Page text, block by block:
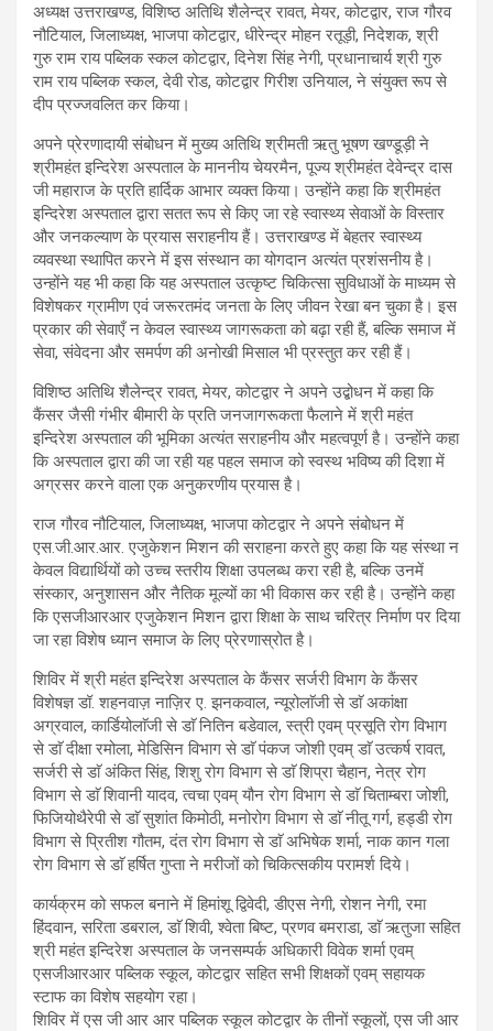
अध्यक्ष उत्तराखण्ड, विशिष्ठ अतिथि शैलेन्द्र रावत, मेयर, कोटद्वार, राज गौरव
नौटियाल, जिलाध्यक्ष, भाजपा कोटद्वार, धीरेन्द्र मोहन रतूड़ी, निदेशक, श्री
गुरु राम राय पब्लिक स्कल कोटद्वार, दिनेश सिंह नेगी, प्रधानाचार्य श्री गुरु
राम राय पब्लिक स्कल, देवी रोड, कोटद्वार गिरीश उनियाल, ने संयुक्त रूप से
दीप प्रज्जवलित कर किया।
अपने प्रेरणादायी संबोधन में मुख्य अतिथि श्रीमती ऋतु भूषण खण्डूड़ी ने
श्रीमहंत इन्दिरेश अस्पताल के माननीय चेयरमैन, पूज्य श्रीमहंत देवेन्द्र दास
जी महाराज के प्रति हार्दिक आभार व्यक्त किया। उन्होंने कहा कि श्रीमहंत
इन्दिरेश अस्पताल द्वारा सतत रूप से किए जा रहे स्वास्थ्य सेवाओं के विस्तार
और जनकल्याण के प्रयास सराहनीय हैं। उत्तराखण्ड में बेहतर स्वास्थ्य
व्यवस्था स्थापित करने में इस संस्थान का योगदान अत्यंत प्रशंसनीय है।
उन्होंने यह भी कहा कि यह अस्पताल उत्कृष्ट चिकित्सा सुविधाओं के माध्यम से
विशेषकर ग्रामीण एवं जरूरतमंद जनता के लिए जीवन रेखा बन चुका है। इस
प्रकार की सेवाएँ न केवल स्वास्थ्य जागरूकता को बढ़ा रही हैं, बल्कि समाज में
सेवा, संवेदना और समर्पण की अनोखी मिसाल भी प्रस्तुत कर रही हैं।
विशिष्ठ अतिथि शैलेन्द्र रावत, मेयर, कोटद्वार ने अपने उद्बोधन में कहा कि
कैंसर जैसी गंभीर बीमारी के प्रति जनजागरूकता फैलाने में श्री महंत
इन्दिरेश अस्पताल की भूमिका अत्यंत सराहनीय और महत्वपूर्ण है। उन्होंने कहा
कि अस्पताल द्वारा की जा रही यह पहल समाज को स्वस्थ भविष्य की दिशा में
अग्रसर करने वाला एक अनुकरणीय प्रयास है।
राज गौरव नौटियाल, जिलाध्यक्ष, भाजपा कोटद्वार ने अपने संबोधन में
एस.जी.आर.आर. एजुकेशन मिशन की सराहना करते हुए कहा कि यह संस्था न
केवल विद्यार्थियों को उच्च स्तरीय शिक्षा उपलब्ध करा रही है, बल्कि उनमें
संस्कार, अनुशासन और नैतिक मूल्यों का भी विकास कर रही है। उन्होंने कहा
कि एसजीआरआर एजुकेशन मिशन द्वारा शिक्षा के साथ चरित्र निर्माण पर दिया
जा रहा विशेष ध्यान समाज के लिए प्रेरणास्रोत है।
शिविर में श्री महंत इन्दिरेश अस्पताल के कैंसर सर्जरी विभाग के कैंसर
विशेषज्ञ डॉ. शहनवाज़ नाज़िर ए. झनकवाल, न्यूरोलाॅजी से डाॅ अकांक्षा
अग्रवाल, कार्डियोलाॅजी से डाॅ नितिन बडेवाल, स्त्री एवम् प्रसूति रोग विभाग
से डाॅ दीक्षा रमोला, मेडिसिन विभाग से डाॅ पंकज जोशी एवम् डाॅ उत्कर्ष रावत,
सर्जरी से डाॅ अंकित सिंह, शिशु रोग विभाग से डाॅ शिप्रा चैहान, नेत्र रोग
विभाग से डाॅ शिवानी यादव, त्वचा एवम् यौन रोग विभाग से डाॅ चिताम्बरा जोशी,
फिजियोथैरेपी से डाॅ सुशांत किमोठी, मनोरोग विभाग से डाॅ नीतू गर्ग, हड्डी रोग
विभाग से प्रितीश गौतम, दंत रोग विभाग से डाॅ अभिषेक शर्मा, नाक कान गला
रोग विभाग से डाॅ हर्षित गुप्ता ने मरीजों को चिकित्सकीय परामर्श दिये।
कार्यक्रम को सफल बनाने में हिमांशू द्विवेदी, डीएस नेगी, रोशन नेगी, रमा
हिंदवान, सरिता डबराल, डाॅ शिवी, श्वेता बिष्ट, प्रणव बमराडा, डाॅ ऋतुजा सहित
श्री महंत इन्दिरेश अस्पताल के जनसम्पर्क अधिकारी विवेक शर्मा एवम्
एसजीआरआर पब्लिक स्कूल, कोटद्वार सहित सभी शिक्षकों एवम् सहायक
स्टाफ का विशेष सहयोग रहा।
शिविर में एस जी आर आर पब्लिक स्कूल कोटद्वार के तीनों स्कूलों, एस जी आर